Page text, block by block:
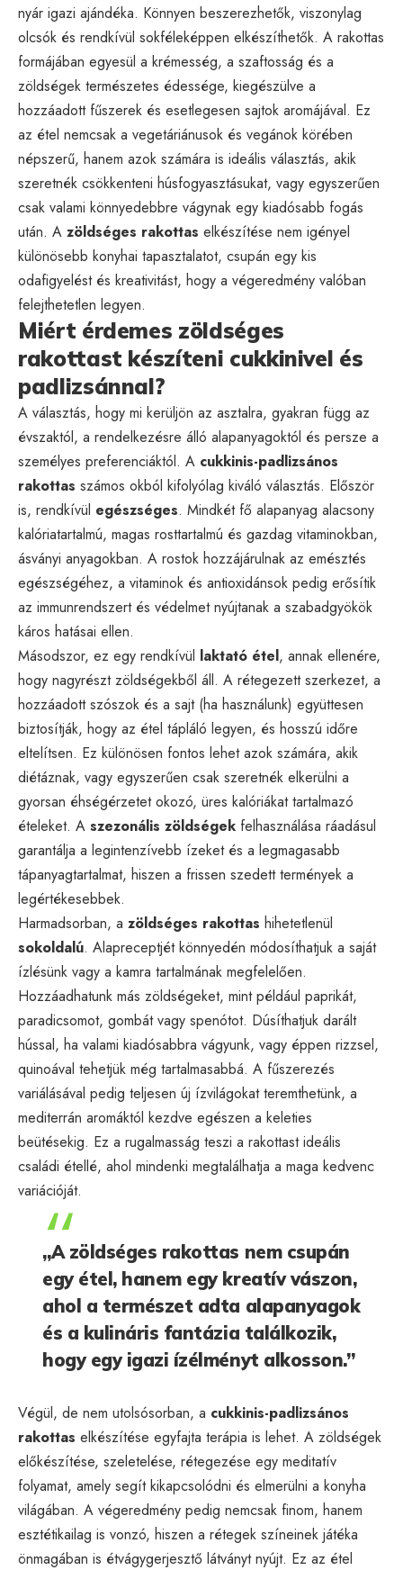
nyár igazi ajándéka. Könnyen beszerezhetők, viszonylag
olcsók és rendkívül sokféleképpen elkészíthetők. A rakottas
formájában egyesül a krémesség, a szaftosság és a
zöldségek természetes édessége, kiegészülve a
hozzáadott fűszerek és esetlegesen sajtok aromájával. Ez
az étel nemcsak a vegetáriánusok és vegánok körében
népszerű, hanem azok számára is ideális választás, akik
szeretnék csökkenteni húsfogyasztásukat, vagy egyszerűen
csak valami könnyedebbre vágynak egy kiadósabb fogás
után. A zöldséges rakottas elkészítése nem igényel
különösebb konyhai tapasztalatot, csupán egy kis
odafigyelést és kreativitást, hogy a végeredmény valóban
felejthetetlen legyen.
Miért érdemes zöldséges
rakottast készíteni cukkinivel és
padlizsánnal?
A választás, hogy mi kerüljön az asztalra, gyakran függ az
évszaktól, a rendelkezésre álló alapanyagoktól és persze a
személyes preferenciáktól. A cukkinis-padlizsános
rakottas számos okból kifolyólag kiváló választás. Először
is, rendkívül egészséges. Mindkét fő alapanyag alacsony
kalóriatartalmú, magas rosttartalmú és gazdag vitaminokban,
ásványi anyagokban. A rostok hozzájárulnak az emésztés
egészségéhez, a vitaminok és antioxidánsok pedig erősítik
az immunrendszert és védelmet nyújtanak a szabadgyökök
káros hatásai ellen.
Másodszor, ez egy rendkívül laktató étel, annak ellenére,
hogy nagyrészt zöldségekből áll. A rétegezett szerkezet, a
hozzáadott szószok és a sajt (ha használunk) együttesen
biztosítják, hogy az étel tápláló legyen, és hosszú időre
eltelítsen. Ez különösen fontos lehet azok számára, akik
diétáznak, vagy egyszerűen csak szeretnék elkerülni a
gyorsan éhségérzetet okozó, üres kalóriákat tartalmazó
ételeket. A szezonális zöldségek felhasználása ráadásul
garantálja a legintenzívebb ízeket és a legmagasabb
tápanyagtartalmat, hiszen a frissen szedett termények a
legértékesebbek.
Harmadsorban, a zöldséges rakottas hihetetlenül
sokoldalú. Alapreceptjét könnyedén módosíthatjuk a saját
ízlésünk vagy a kamra tartalmának megfelelően.
Hozzáadhatunk más zöldségeket, mint például paprikát,
paradicsomot, gombát vagy spenótot. Dúsíthatjuk darált
hússal, ha valami kiadósabbra vágyunk, vagy éppen rizzsel,
quinoával tehetjük még tartalmasabbá. A fűszerezés
variálásával pedig teljesen új ízvilágokat teremthetünk, a
mediterrán aromáktól kezdve egészen a keleties
beütésekig. Ez a rugalmasság teszi a rakottast ideális
családi étellé, ahol mindenki megtalálhatja a maga kedvenc
variációját.
„A zöldséges rakottas nem csupán
egy étel, hanem egy kreatív vászon,
ahol a természet adta alapanyagok
és a kulináris fantázia találkozik,
hogy egy igazi ízélményt alkosson.”
Végül, de nem utolsósorban, a cukkinis-padlizsános
rakottas elkészítése egyfajta terápia is lehet. A zöldségek
előkészítése, szeletelése, rétegezése egy meditatív
folyamat, amely segít kikapcsolódni és elmerülni a konyha
világában. A végeredmény pedig nemcsak finom, hanem
esztétikailag is vonzó, hiszen a rétegek színeinek játéka
önmagában is étvágygerjesztő látványt nyújt. Ez az étel